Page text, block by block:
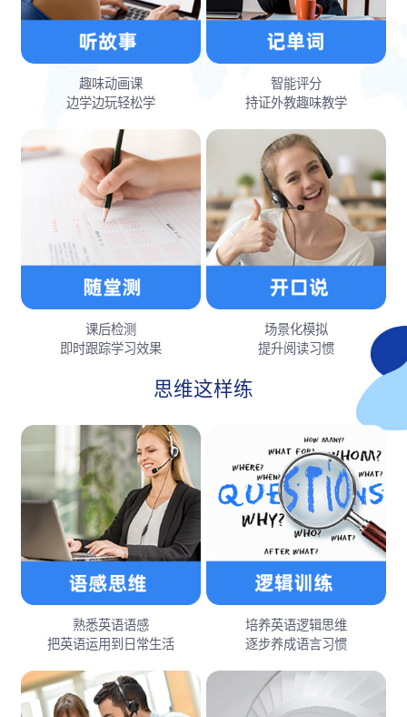
趣味动画课
边学边玩轻松学
智能评分
持证外教趣味教学
课后检测
即时跟踪学习效果
场景化模拟
提升阅读习惯
思维这样练
熟悉英语语感
把英语运用到日常生活
培养英语逻辑思维
逐步养成语言习惯